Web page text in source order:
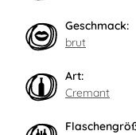
Geschmack:
brut
Art:
Cremant